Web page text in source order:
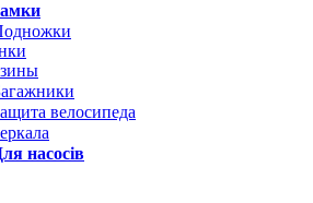
велосипеда
насосів